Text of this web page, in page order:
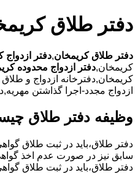
دفتر طلاق
دفتر طلاق کریمخان,دفتر ازدواج
کریمخان,دفتر ازدواج محدوده
کریمخان,دفترخانه ازدواج و
ازدواج مجدد-اجرا گذاشتن
وظیفه دفتر طلاق
سابق نیز در صورت عدم اخذ
دفتر طلاق،باید در ثبت طلاق